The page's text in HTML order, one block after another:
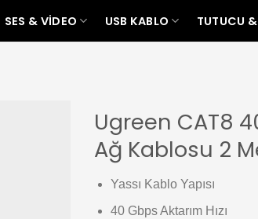
SES & VIDEO USB KABLO TUTUCU
Ugreen CAT8
Ağ Kablosu 2
Yassı Kablo Yapısı
40 Gbps Aktarım Hızı